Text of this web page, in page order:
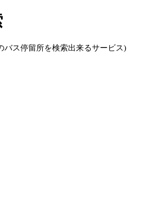
バス停留所を検索出来るサービス)